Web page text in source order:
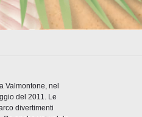
Valmontone, nel
del 2011. Le
divertimenti